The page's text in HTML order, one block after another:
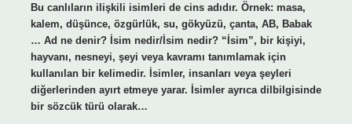
Bu canlıların ilişkili isimleri de cins adıdır. Örnek: masa,
kalem, düşünce, özgürlük, su, gökyüzü, çanta, AB, Babak
… Ad ne denir? İsim nedir/İsim nedir? “İsim”, bir kişiyi,
hayvanı, nesneyi, şeyi veya kavramı tanımlamak için
kullanılan bir kelimedir. İsimler, insanları veya şeyleri
diğerlerinden ayırt etmeye yarar. İsimler ayrıca dilbilgisinde
bir sözcük türü olarak…